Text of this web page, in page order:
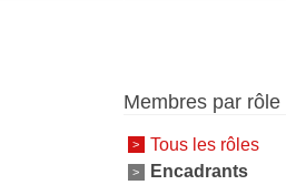
Membres par rôle
Tous les rôles
Encadrants